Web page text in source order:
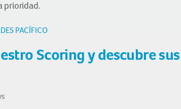
prioridad.
PACÍFICO
Scoring y descubre